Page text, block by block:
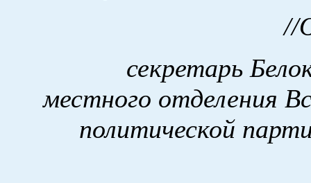
//
секретарь
местного отделения
политической